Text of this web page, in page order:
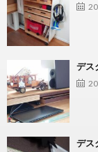
デス
デス